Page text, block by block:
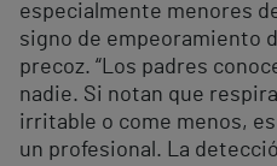
especialmente menores
signo de empeoramiento
precoz. “Los padres
nadie. Si notan que
irritable o come menos,
un profesional. La